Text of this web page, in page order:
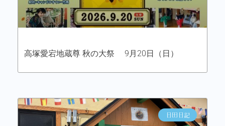
高塚愛宕地蔵尊 秋の大祭 9月20日（日）
日田日記